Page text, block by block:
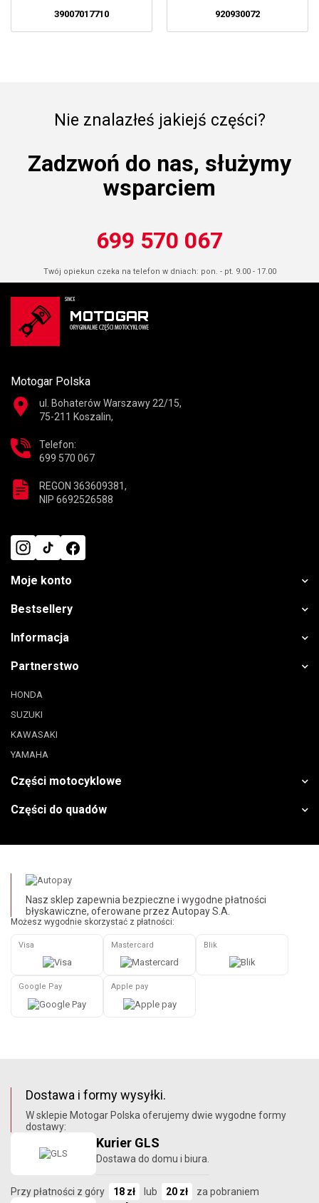
39007017710 920930072
Nie znalazłeś jakiejś części?
Zadzwoń do nas, służymy
wsparciem
699 570 067
Twój opiekun czeka na telefon w dniach: pon. - pt. 9.00 - 17.00
Motogar Polska
ul. Bohaterów Warszawy 22/15,
75-211 Koszalin,
Telefon:
699 570 067
REGON 363609381,
NIP 6692526588
Moje konto
Bestsellery
Informacja
Partnerstwo
HONDA
SUZUKI
KAWASAKI
YAMAHA
Części motocyklowe
Części do quadów
Nasz sklep zapewnia bezpieczne i wygodne płatności
błyskawiczne, oferowane przez Autopay S.A.
Możesz wygodnie skorzystać z płatności:
Visa Mastercard Blik
Google Pay Apple pay
Dostawa i formy wysyłki.
W sklepie Motogar Polska oferujemy dwie wygodne formy
dostawy:
Kurier GLS
Dostawa do domu i biura.
Przy płatności z góry 18 zł lub 20 zł za pobraniem